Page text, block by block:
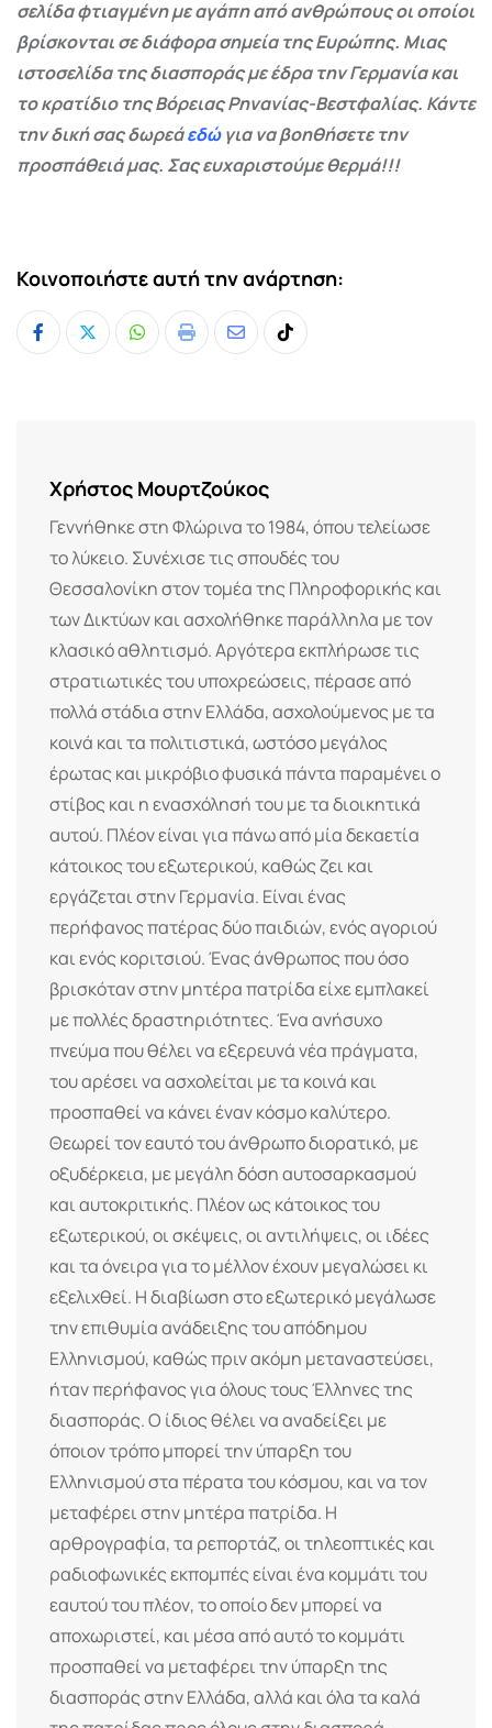
σελίδα φτιαγμένη με αγάπη από ανθρώπους οι οποίοι
βρίσκονται σε διάφορα σημεία της Ευρώπης. Μιας
ιστοσελίδα της διασποράς με έδρα την Γερμανία και
το κρατίδιο της Βόρειας Ρηνανίας-Βεστφαλίας. Κάντε
την δική σας δωρεάεδώγια να βοηθήσετε την
προσπάθειά μας. Σας ευχαριστούμε θερμά!!!
Κοινοποιήστε αυτή την ανάρτηση:
Whatsapp
Print
ShareTiktok
Χρήστος Μουρτζούκος
Γεννήθηκε στη Φλώρινα το 1984, όπου τελείωσε
το λύκειο. Συνέχισε τις σπουδές του
Θεσσαλονίκη στον τομέα της Πληροφορικής και
των Δικτύων και ασχολήθηκε παράλληλα με τον
κλασικό αθλητισμό. Αργότερα εκπλήρωσε τις
στρατιωτικές του υποχρεώσεις, πέρασε από
πολλά στάδια στην Ελλάδα, ασχολούμενος με τα
κοινά και τα πολιτιστικά, ωστόσο μεγάλος
έρωτας και μικρόβιο φυσικά πάντα παραμένει ο
στίβος και η ενασχόλησή του με τα διοικητικά
αυτού. Πλέον είναι για πάνω από μία δεκαετία
κάτοικος του εξωτερικού, καθώς ζει και
εργάζεται στην Γερμανία. Είναι ένας
περήφανος πατέρας δύο παιδιών, ενός αγοριού
και ενός κοριτσιού. Ένας άνθρωπος που όσο
βρισκόταν στην μητέρα πατρίδα είχε εμπλακεί
με πολλές δραστηριότητες. Ένα ανήσυχο
πνεύμα που θέλει να εξερευνά νέα πράγματα,
του αρέσει να ασχολείται με τα κοινά και
προσπαθεί να κάνει έναν κόσμο καλύτερο.
Θεωρεί τον εαυτό του άνθρωπο διορατικό, με
οξυδέρκεια, με μεγάλη δόση αυτοσαρκασμού
και αυτοκριτικής. Πλέον ως κάτοικος του
εξωτερικού, οι σκέψεις, οι αντιλήψεις, οι ιδέες
και τα όνειρα για το μέλλον έχουν μεγαλώσει κι
εξελιχθεί. Η διαβίωση στο εξωτερικό μεγάλωσε
την επιθυμία ανάδειξης του απόδημου
Ελληνισμού, καθώς πριν ακόμη μεταναστεύσει,
ήταν περήφανος για όλους τους Έλληνες της
διασποράς. Ο ίδιος θέλει να αναδείξει με
όποιον τρόπο μπορεί την ύπαρξη του
Ελληνισμού στα πέρατα του κόσμου, και να τον
μεταφέρει στην μητέρα πατρίδα. Η
αρθρογραφία, τα ρεπορτάζ, οι τηλεοπτικές και
ραδιοφωνικές εκπομπές είναι ένα κομμάτι του
εαυτού του πλέον, το οποίο δεν μπορεί να
αποχωριστεί, και μέσα από αυτό το κομμάτι
προσπαθεί να μεταφέρει την ύπαρξη της
διασποράς στην Ελλάδα, αλλά και όλα τα καλά